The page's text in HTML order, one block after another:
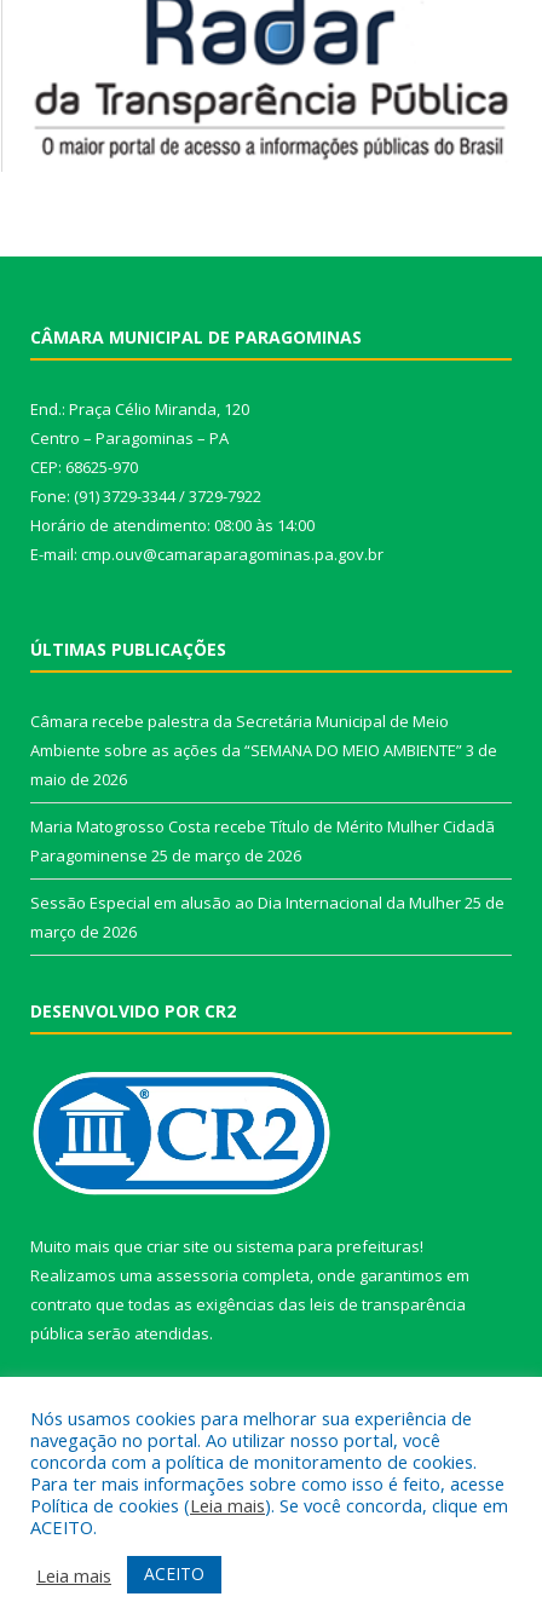
CÂMARA MUNICIPAL DE PARAGOMINAS
End.: Praça Célio Miranda, 120
Centro – Paragominas – PA
CEP: 68625-970
Fone: (91) 3729-3344 / 3729-7922
Horário de atendimento: 08:00 às 14:00
E-mail: cmp.ouv@camaraparagominas.pa.gov.br
ÚLTIMAS PUBLICAÇÕES
Câmara recebe palestra da Secretária Municipal de Meio
Ambiente sobre as ações da “SEMANA DO MEIO AMBIENTE”3 de
maio de 2026
Maria Matogrosso Costa recebe Título de Mérito Mulher Cidadã
Paragominense 25 de março de 2026
Sessão Especial em alusão ao Dia Internacional da Mulher25 de
março de 2026
DESENVOLVIDO POR CR2
Muito mais que criar site ou sistema para prefeituras!
Realizamos uma assessoria completa, onde garantimos em
contrato que todas as exigências das leis de transparência
pública serão atendidas.
Todos os direitos reservados a câmara de Paragominas.
Mapa do Site
Acessar Área Administrativa
Acessar Webmail
Nós usamos cookies para melhorar sua experiência de
navegação no portal. Ao utilizar nosso portal, você
concorda com a política de monitoramento de cookies.
Para ter mais informações sobre como isso é feito, acesse
Política de cookies (Leia mais). Se você concorda, clique em
ACEITO.
Leia mais
ACEITO